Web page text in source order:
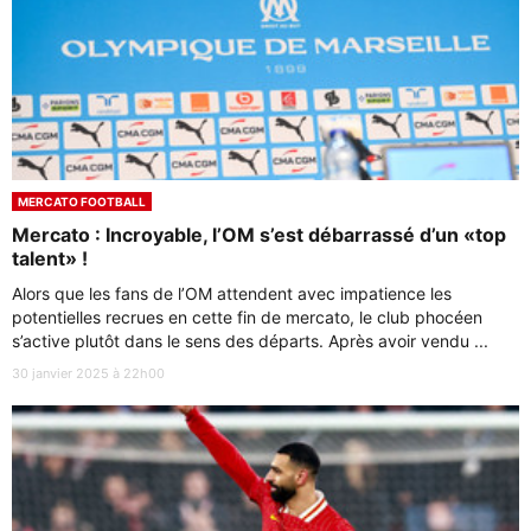
MERCATO FOOTBALL
Mercato : Incroyable, l’OM s’est débarrassé d’un «top
talent» !
Alors que les fans de l’OM attendent avec impatience les
potentielles recrues en cette fin de mercato, le club phocéen
s’active plutôt dans le sens des départs. Après avoir vendu ...
30 janvier 2025 à 22h00